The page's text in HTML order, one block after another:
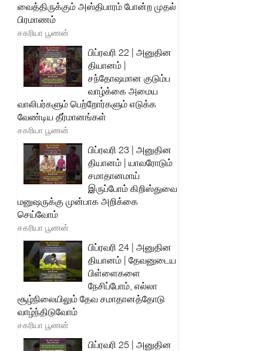
வைத்திருக்கும் அஸ்திபாரம் போன்ற முதல்
பிரமாணம்
சகரியா பூணன்
பிப்ரவரி 22 | அனுதின
தியானம் |
சந்தோஷமான குடும்ப
வாழ்க்கை அமைய
வாலிபர்களும் பெற்றோர்களும் எடுக்க
வேண்டிய தீர்மானங்கள்
சகரியா பூணன்
பிப்ரவரி 23 | அனுதின
தியானம் | யாவரோடும்
சமாதானமாய்
இருப்போம் கிறிஸ்துவை
மனுஷருக்கு முன்பாக அறிக்கை
செய்வோம்
சகரியா பூணன்
பிப்ரவரி 24 | அனுதின
தியானம் | தேவனுடைய
பிள்ளைகளை
நேசிப்போம், எல்லா
சூழ்நிலையிலும் தேவ சமாதானத்தோடு
வாழ்ந்திடுவோம்
சகரியா பூணன்
பிப்ரவரி 25 | அனுதின